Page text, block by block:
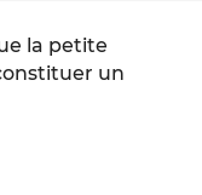
la petite
un